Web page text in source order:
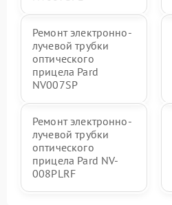
Ремонт электронно-
лучевой трубки
оптического
прицела Pard
NV007SP
Ремонт электронно-
лучевой трубки
оптического
прицела Pard NV-
008PLRF